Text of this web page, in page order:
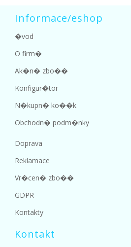
Informace/eshop
�vod
O firm�
Ak�n� zbo��
Konfigur�tor
N�kupn� ko��k
Obchodn� podm�nky
Doprava
Reklamace
Vr�cen� zbo��
GDPR
Kontakty
Kontakt